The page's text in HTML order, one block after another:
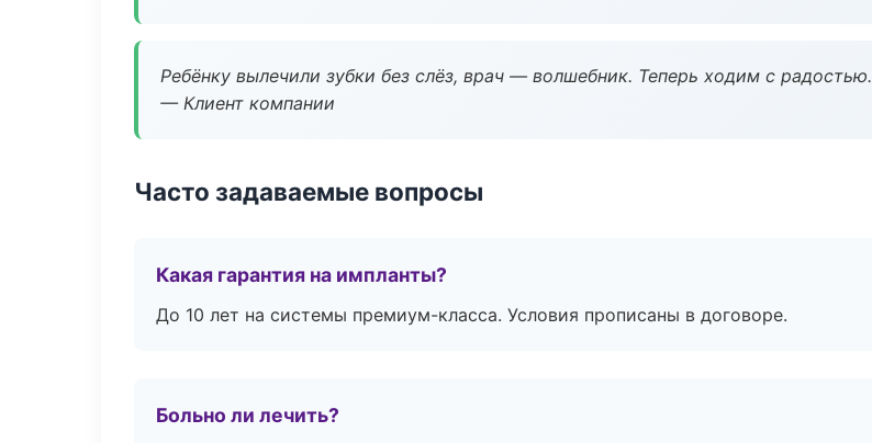
Ребёнку вылечили зубки без слёз, врач — волшебник. Теперь ходим с радостью.
— Клиент компании
Часто задаваемые вопросы
Какая гарантия на импланты?
До 10 лет на системы премиум-класса. Условия прописаны в договоре.
Больно ли лечить?